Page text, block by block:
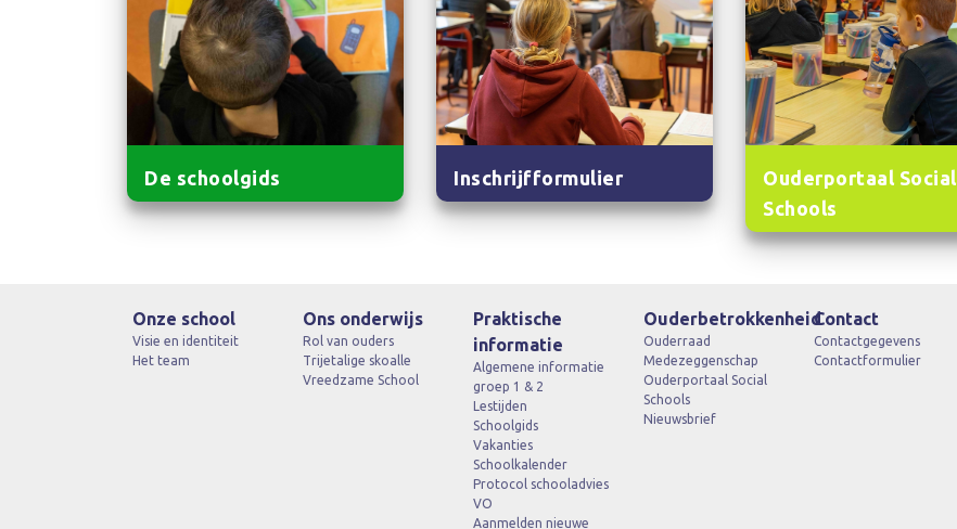
De schoolgids Inschrijfformulier
Ouderportaal Social
Schools
Onze school
Visie en identiteit
Het team
Ons onderwijs
Rol van ouders
Trijetalige skoalle
Vreedzame School
Praktische
informatie
Algemene informatie
groep 1 & 2
Lestijden
Schoolgids
Vakanties
Schoolkalender
Protocol schooladvies
VO
Aanmelden nieuwe
Ouderbetrokkenheid
Ouderraad
Medezeggenschap
Ouderportaal Social
Schools
Nieuwsbrief
Contact
Contactgegevens
Contactformulier